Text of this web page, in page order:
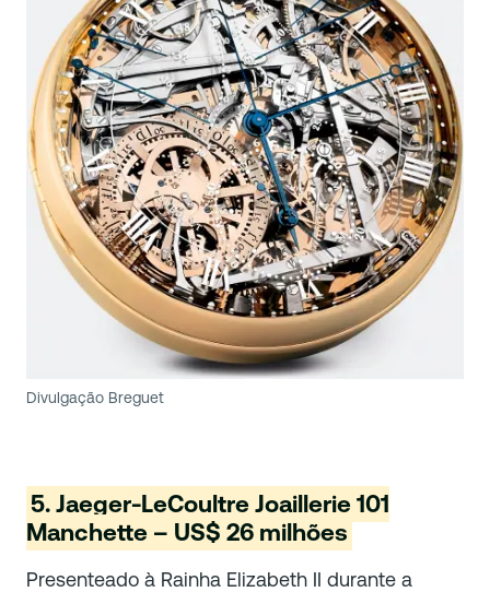
Divulgação Breguet
5. Jaeger-LeCoultre Joaillerie 101
Manchette – US$ 26 milhões
Presenteado à Rainha Elizabeth II durante a